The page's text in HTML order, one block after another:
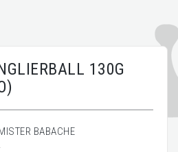
130G
BABACHE